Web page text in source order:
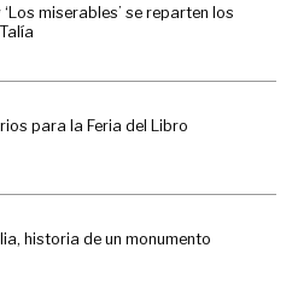
‘Los miserables’ se reparten los
para la Feria del Libro
historia de un monumento